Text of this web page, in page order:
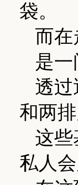
袋。
而在
是
透
和两排
这
私人会